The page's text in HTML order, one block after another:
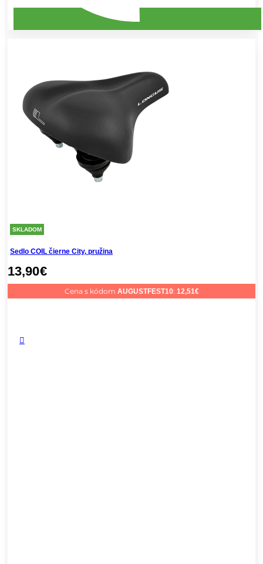
SKLADOM
Sedlo COIL čierne City, pružina
13,90€
Cena s kódom AUGUSTFEST10: 12,51€